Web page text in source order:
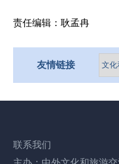
责任编辑：耿孟冉
友情链接
联系我们